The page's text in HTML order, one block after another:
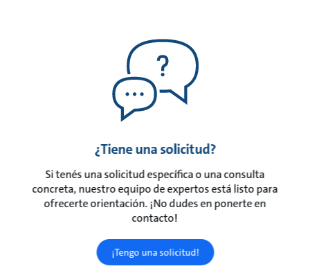
¿Tiene una solicitud?
Si tenés una solicitud específica o una consulta
concreta, nuestro equipo de expertos está listo para
ofrecerte orientación. ¡No dudes en ponerte en
contacto!
¡Tengo una solicitud!